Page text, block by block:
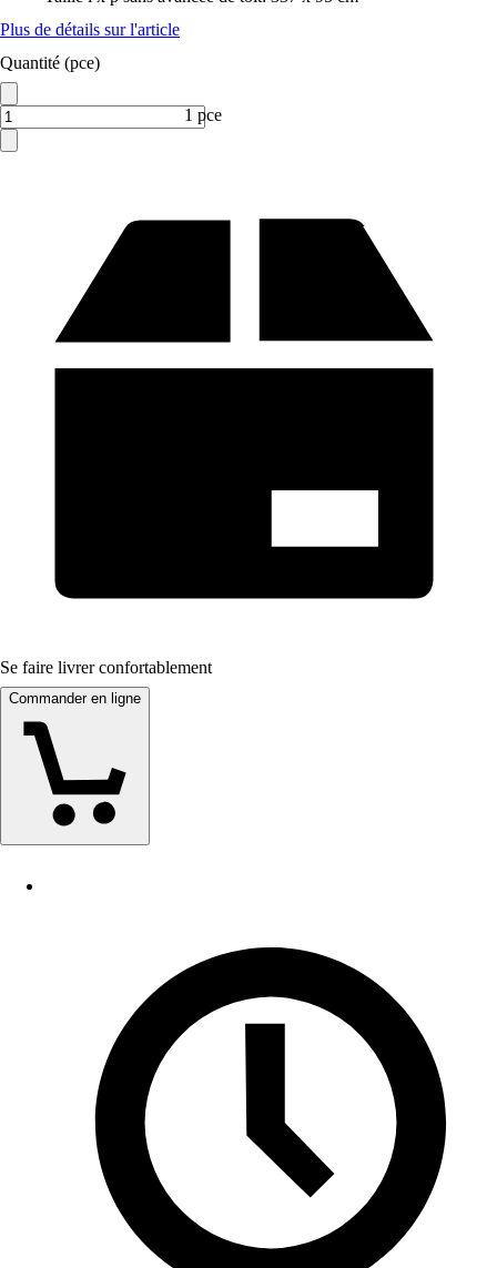
Plus de détails sur l'article
Quantité (pce)
1 pce
Se faire livrer confortablement
Commander en ligne